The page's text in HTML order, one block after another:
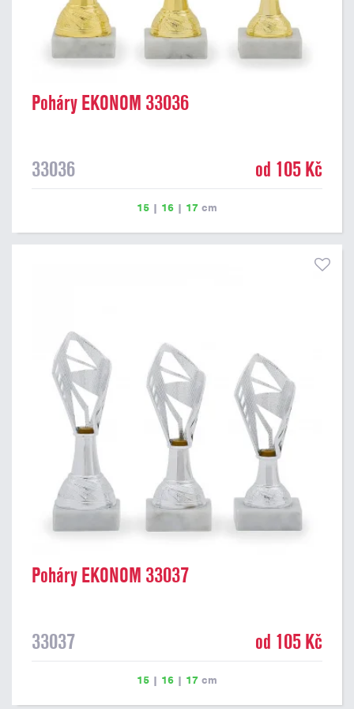
Poháry EKONOM 33036
33036 od 105 Kč
15 | 16 | 17 cm
Poháry EKONOM 33037
33037 od 105 Kč
15 | 16 | 17 cm